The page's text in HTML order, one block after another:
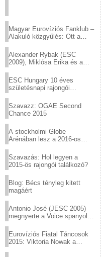
Magyar Eurovíziós Fanklub –
Alakuló közgyűlés: Ott a
Alexander Rybak (ESC
2009), Miklósa Erika és a
sztárjai a Margitszigeten
ESC Hungary 10 éves
születésnapi rajongói
Szavazz: OGAE Second
Chance 2015
A stockholmi Globe
Arénában lesz a 2016-os
Szavazás: Hol legyen a
2015-ös rajongói találkozó?
Blog: Bécs tényleg kitett
magáért
Antonio José (JESC 2005)
megnyerte a Voice spanyol
Eurovíziós Fiatal Táncosok
2015: Viktoria Nowak a